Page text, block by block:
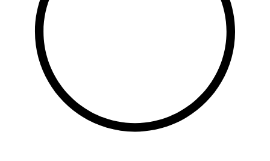
Балык бистәсе
104,9 FM
Баулы
107,5 FM
Биләр